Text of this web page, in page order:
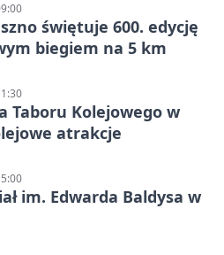
świętuje 600. edycję
biegiem na 5 km
Taboru Kolejowego w
atrakcje
im. Edwarda Baldysa w